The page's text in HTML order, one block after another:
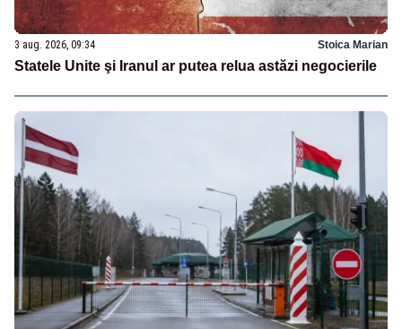
3 aug. 2026, 09:34 Stoica Marian
Statele Unite şi Iranul ar putea relua astăzi negocierile